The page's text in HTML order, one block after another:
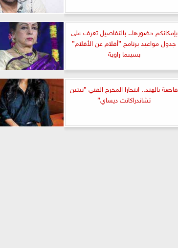
بإمكانكم حضورها.. بالتفاصيل تعرف على
جدول مواعيد برنامج ”أفلام عن الأفلام”
بسينما زاوية
فاجعة بالهند.. انتحارا المخرج الفني ”نيتين
تشاندراكانت ديساي”